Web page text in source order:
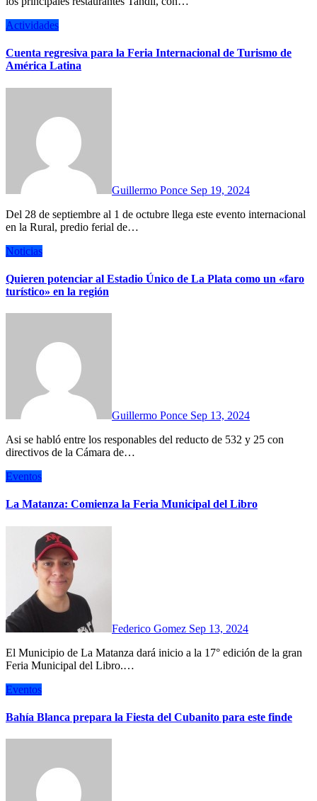
Actividades
Cuenta regresiva para la Feria Internacional de Turismo de
América Latina
Guillermo Ponce Sep 19, 2024
Del 28 de septiembre al 1 de octubre llega este evento internacional
en la Rural, predio ferial de…
Noticias
Quieren potenciar al Estadio Único de La Plata como un «faro
turístico» en la región
Guillermo Ponce Sep 13, 2024
Asi se habló entre los responables del reducto de 532 y 25 con
directivos de la Cámara de…
Eventos
La Matanza: Comienza la Feria Municipal del Libro
Federico Gomez Sep 13, 2024
El Municipio de La Matanza dará inicio a la 17° edición de la gran
Feria Municipal del Libro.…
Eventos
Bahía Blanca prepara la Fiesta del Cubanito para este finde